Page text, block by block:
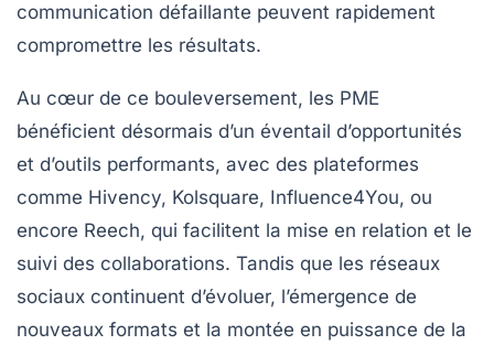
communication défaillante peuvent rapidement
compromettre les résultats.
Au cœur de ce bouleversement, les PME
bénéficient désormais d’un éventail d’opportunités
et d’outils performants, avec des plateformes
comme Hivency, Kolsquare, Influence4You, ou
encore Reech, qui facilitent la mise en relation et le
suivi des collaborations. Tandis que les réseaux
sociaux continuent d’évoluer, l’émergence de
nouveaux formats et la montée en puissance de la